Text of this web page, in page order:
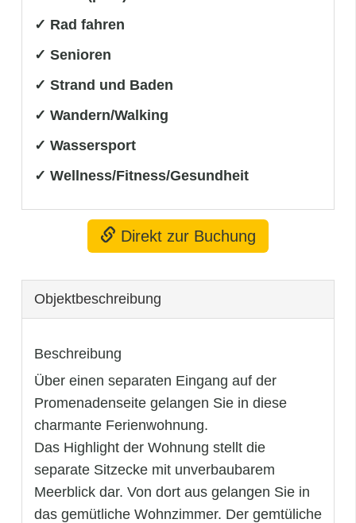
✓ Rad fahren
✓ Senioren
✓ Strand und Baden
✓ Wandern/Walking
✓ Wassersport
✓ Wellness/Fitness/Gesundheit
Direkt zur Buchung
Objekt­beschreibung
Beschreibung
Über einen separaten Eingang auf der
Promenadenseite gelangen Sie in diese
charmante Ferienwohnung.
Das Highlight der Wohnung stellt die
separate Sitzecke mit unverbaubarem
Meerblick dar. Von dort aus gelangen Sie in
das gemütliche Wohnzimmer. Der gemtüliche